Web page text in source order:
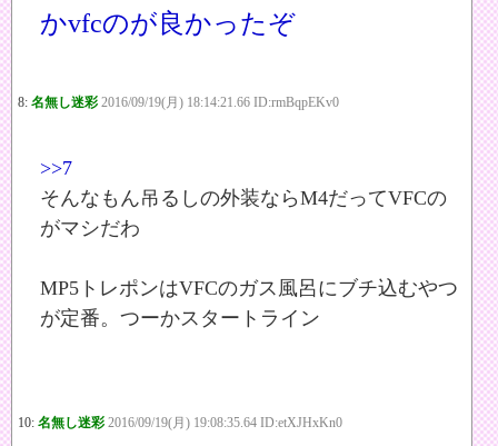
かvfcのが良かったぞ
8: 名無し迷彩 2016/09/19(月) 18:14:21.66 ID:rmBqpEKv0
>>7
そんなもん吊るしの外装ならM4だってVFCの
がマシだわ
MP5トレポンはVFCのガス風呂にブチ込むやつ
が定番。つーかスタートライン
10: 名無し迷彩 2016/09/19(月) 19:08:35.64 ID:etXJHxKn0